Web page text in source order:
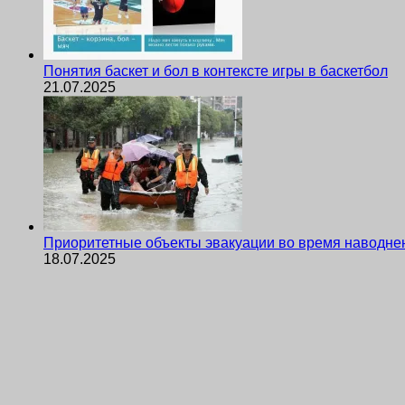
Понятия баскет и бол в контексте игры в баскетбол
21.07.2025
Приоритетные объекты эвакуации во время
18.07.2025